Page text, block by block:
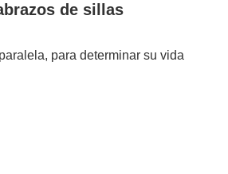
de sillas
para determinar su vida